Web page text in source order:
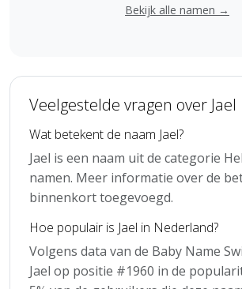
Bekijk alle namen →
Veelgestelde vragen over Jael
Wat betekent de naam Jael?
Jael is een naam uit de categorie
namen. Meer informatie over de
binnenkort toegevoegd.
Hoe populair is Jael in Nederland?
Volgens data van de Baby Name
Jael op positie #1960 in de